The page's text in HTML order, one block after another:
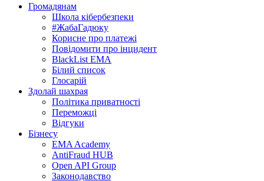
Громадянам
Школа кібербезпеки
#ЖабаГадюку
Корисне про платежі
Повідомити про інцидент
BlackList EMA
Білий список
Глосарій
Здолай шахрая
Політика приватності
Переможцi
Відгуки
Бізнесу
EMA Academy
AntiFraud HUB
Open API Group
Законодавство